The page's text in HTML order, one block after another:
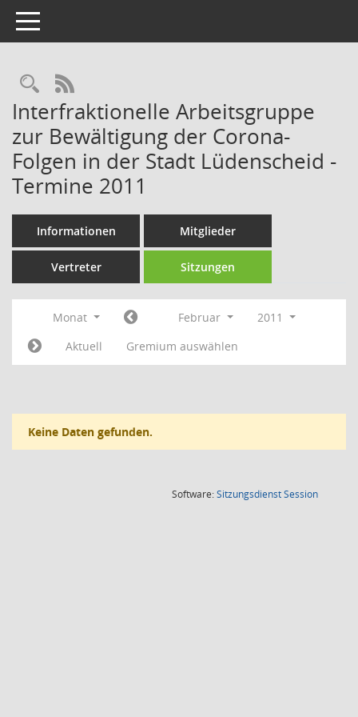
Toggle navigation
Rechercheauswahl
RSS-Feed
Interfraktionelle Arbeitsgruppe
zur Bewältigung der Corona-
Folgen in der Stadt Lüdenscheid -
Termine 2011
Informationen Mitglieder
Vertreter Sitzungen
Monat Februar
2011
Aktuell
Gremium auswählen
Keine Daten gefunden.
Software:SitzungsdienstSession(Wird in